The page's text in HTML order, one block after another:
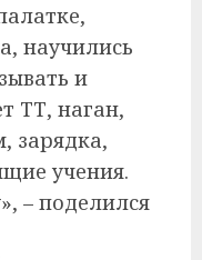
научились
и
ТТ, наган,
зарядка,
учения.
– поделился